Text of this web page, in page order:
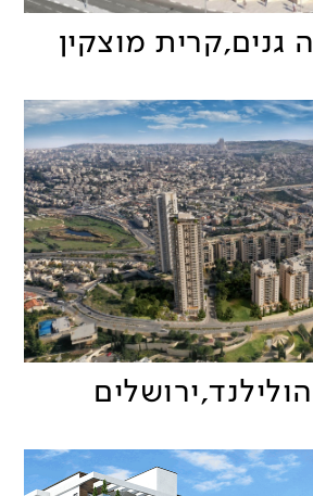
גנים,קרית מוצקין